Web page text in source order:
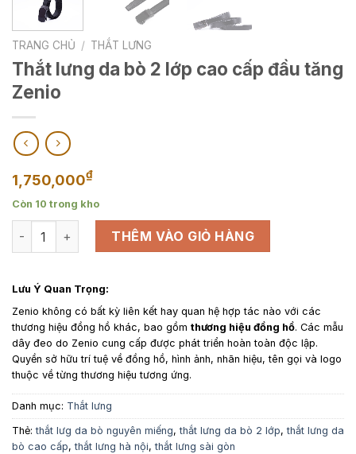
TRANG CHỦ / THẮT LƯNG
Thắt lưng da bò 2 lớp cao cấp đầu tăng
Zenio
1,750,000₫
Còn 10 trong kho
Thắt lưng da bò 2 lớp cao cấp đầu tăng Zenio số lượng
THÊM VÀO GIỎ HÀNG
Lưu Ý Quan Trọng:
Zenio không có bất kỳ liên kết hay quan hệ hợp tác nào với các
thương hiệu đồng hồ khác, bao gồm thương hiệu đồng hồ. Các mẫu
dây đeo do Zenio cung cấp được phát triển hoàn toàn độc lập.
Quyền sở hữu trí tuệ về đồng hồ, hình ảnh, nhãn hiệu, tên gọi và logo
thuộc về từng thương hiệu tương ứng.
Danh mục: Thắt lưng
Thẻ:thắt lưg da bò nguyên miếng,thắt lưng da bò 2 lớp,thắt lưng da
bò cao cấp,thắt lưng hà nội,thắt lưng sài gòn